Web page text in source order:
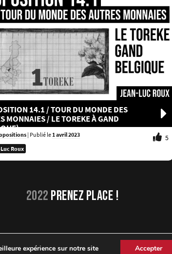
14.1 / TOUR DU MONDE DES
MONNAIES / LE TOREKE À GAND
| Publié le 1 avril 2023 5
Roux
2022 PRENEZ PLACE !
expérience sur notre site Accepter